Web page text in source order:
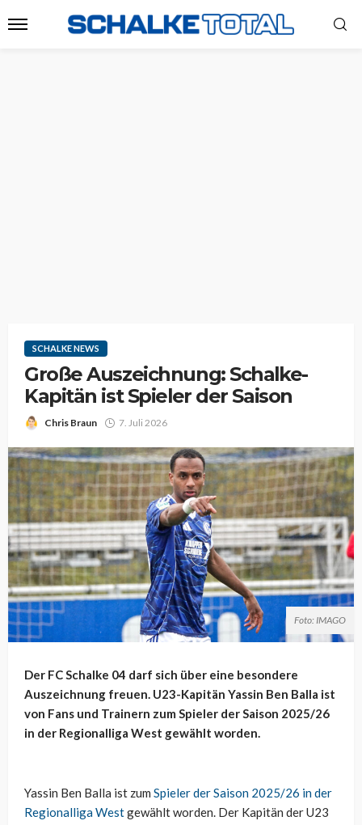
SCHALKE NEWS
Große Auszeichnung: Schalke-
Kapitän ist Spieler der Saison
Chris Braun 7. Juli 2026
Foto: IMAGO
Der FC Schalke 04 darf sich über eine besondere
Auszeichnung freuen. U23-Kapitän Yassin Ben Balla ist
von Fans und Trainern zum Spieler der Saison 2025/26
in der Regionalliga West gewählt worden.
Yassin Ben Balla ist zum Spieler der Saison 2025/26 in der
Regionalliga Westgewählt worden. Der Kapitän der U23